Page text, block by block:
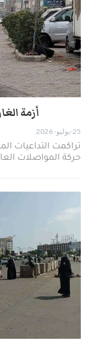
أزمة
25-يوليو- 2026
تراكمت التداعيات
حركة المواصلات